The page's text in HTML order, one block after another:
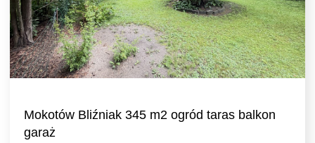
Mokotów Bliźniak 345 m2 ogród taras balkon
garaż